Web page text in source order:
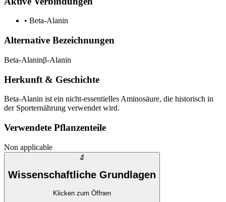
• Beta-Alanin
Alternative Bezeichnungen
Beta-Alaninβ-Alanin
Herkunft & Geschichte
Beta-Alanin ist ein nicht-essentielles Aminosäure, die historisch in
der Sporternährung verwendet wird.
Verwendete Pflanzenteile
Non applicable
🔬
Wissenschaftliche Grundlagen
Klicken zum Öffnen